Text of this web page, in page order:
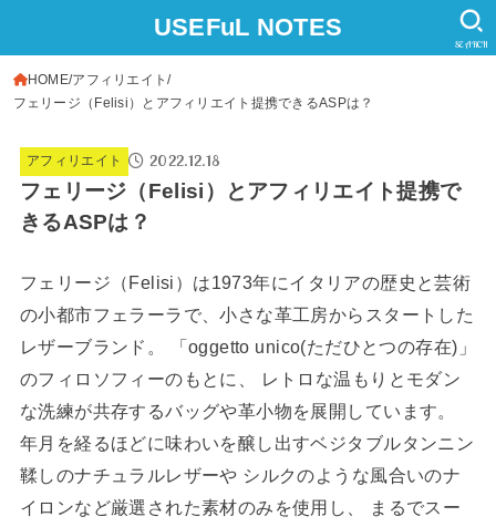
USEFuL NOTES
SEARCH
HOME アフィリエイト
フェリージ（Felisi）とアフィリエイト提携できるASPは？
アフィリエイト 2022.12.18
フェリージ（Felisi）とアフィリエイト提携で
きるASPは？
フェリージ（Felisi）は1973年にイタリアの歴史と芸術
の小都市フェラーラで、小さな革工房からスタートした
レザーブランド。 「oggetto unico(ただひとつの存在)」
のフィロソフィーのもとに、 レトロな温もりとモダン
な洗練が共存するバッグや革小物を展開しています。
年月を経るほどに味わいを醸し出すベジタブルタンニン
鞣しのナチュラルレザーや シルクのような風合いのナ
イロンなど厳選された素材のみを使用し、 まるでスー